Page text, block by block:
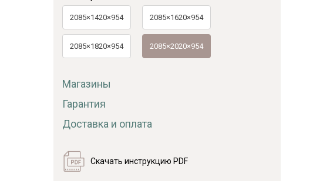
2085×1420×954 2085×1620×954
2085×1820×954 2085×2020×954
Магазины
Гарантия
Доставка и оплата
Скачать инструкцию PDF